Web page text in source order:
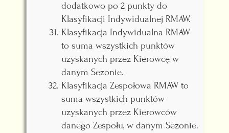
dodatkowo po 2 punkty do
Klasyfikacji Indywidualnej RMAW.
Klasyfikacja Indywidualna RMAW
to suma wszystkich punktów
uzyskanych przez Kierowcę w
danym Sezonie.
Klasyfikacja Zespołowa RMAW to
suma wszystkich punktów
uzyskanych przez Kierowców
danego Zespołu, w danym Sezonie.